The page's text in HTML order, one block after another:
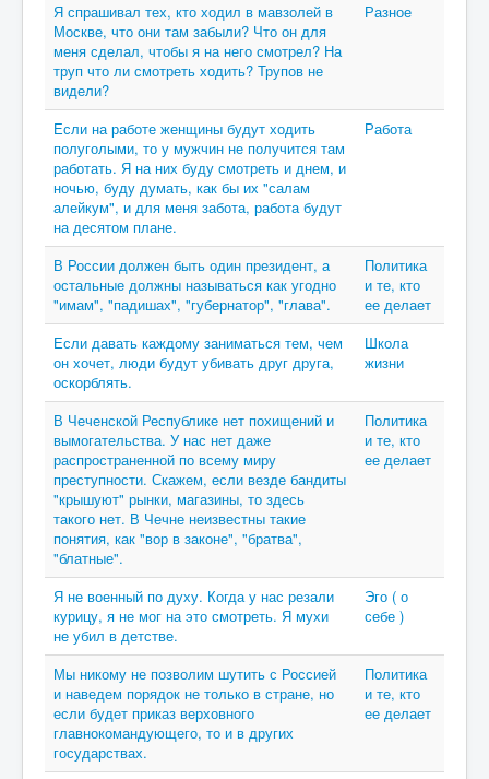
Я спрашивал тех, кто ходил в мавзолей в
Москве, что они там забыли? Что он для
меня сделал, чтобы я на него смотрел? На
труп что ли смотреть ходить? Трупов не
видели?
Разное
Если на работе женщины будут ходить
полуголыми, то у мужчин не получится там
работать. Я на них буду смотреть и днем, и
ночью, буду думать, как бы их "салам
алейкум", и для меня забота, работа будут
на десятом плане.
Работа
В России должен быть один президент, а
остальные должны называться как угодно
"имам", "падишах", "губернатор", "глава".
Политика
и те, кто
ее делает
Если давать каждому заниматься тем, чем
он хочет, люди будут убивать друг друга,
оскорблять.
Школа
жизни
В Чеченской Республике нет похищений и
вымогательства. У нас нет даже
распространенной по всему миру
преступности. Скажем, если везде бандиты
"крышуют" рынки, магазины, то здесь
такого нет. В Чечне неизвестны такие
понятия, как "вор в законе", "братва",
"блатные".
Политика
и те, кто
ее делает
Я не военный по духу. Когда у нас резали
курицу, я не мог на это смотреть. Я мухи
не убил в детстве.
Эго ( о
себе )
Мы никому не позволим шутить с Россией
и наведем порядок не только в стране, но
если будет приказ верховного
главнокомандующего, то и в других
государствах.
Политика
и те, кто
ее делает